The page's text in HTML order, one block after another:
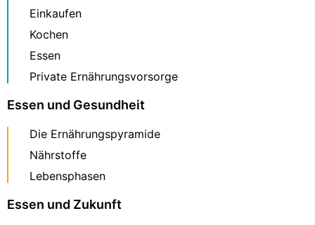
Einkaufen
Kochen
Essen
Private Ernährungsvorsorge
Essen und Gesundheit
Die Ernährungspyramide
Nährstoffe
Lebensphasen
Essen und Zukunft